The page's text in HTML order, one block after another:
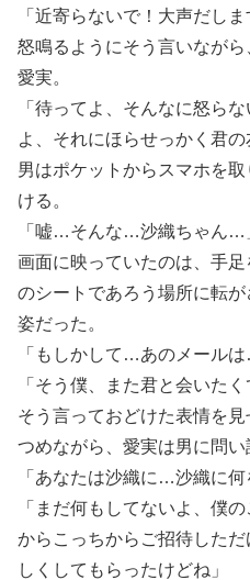
「近寄らないで！大声だし
怒鳴るようにそう言いなが
愛実。
「待ってよ、そんなに怒ら
よ、それにほらせっかく君の
男はポケットからスマホを
ける。
「嘘…そんな…沙織ちゃん…
画面に映っていたのは、手
のシートであろう場所に転
姿だった。
「もしかして…あのメールは
「そう僕、また君と会いた
そう言っておどけた表情を
つめながら、愛実は男に問い
「あなたは沙織に…沙織に何
「まだ何もしてないよ、僕
からこっちからご招待した
しくしてもらったけどね」